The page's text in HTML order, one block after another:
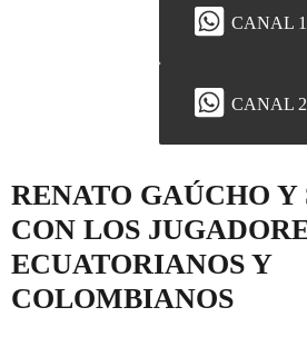
CANAL 1
CANAL 2
RENATO GAÚCHO Y
CON LOS
ECUATORIANOS Y
COLOMBIANOS